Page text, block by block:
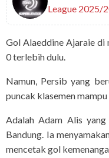
League 2025/
Gol Alaeddine Ajaraie di
0 terlebih dulu.
Namun, Persib yang
puncak klasemen
Adalah Adam Alis
Bandung. Ia
mencetak gol